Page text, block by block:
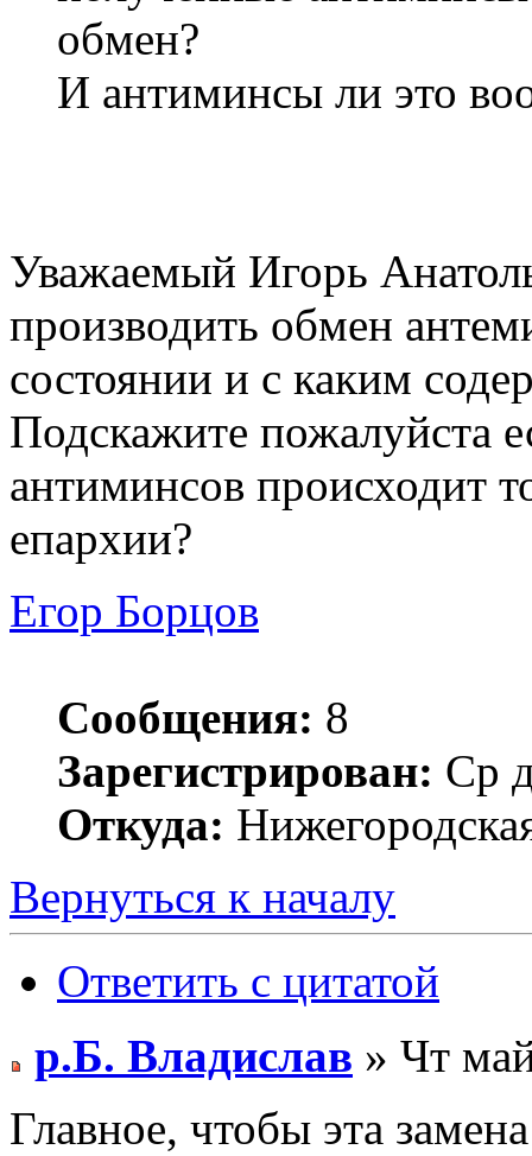
обмен?
И антиминсы ли это
Уважаемый Игорь
производить обмен
состоянии и с каким
Подскажите пожалуйста
антиминсов происходит
епархии?
Егор Борцов
Сообщения: 8
Зарегистрирован: Ср
Откуда:
Вернуться к началу
Ответить с цитатой
р.Б. Владислав » Чт
Главное, чтобы эта